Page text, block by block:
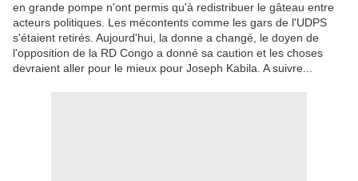
en grande pompe n'ont permis qu'à redistribuer le gâteau entre
acteurs politiques. Les mécontents comme les gars de l'UDPS
s'étaient retirés. Aujourd'hui, la donne a changé, le doyen de
l'opposition de la RD Congo a donné sa caution et les choses
devraient aller pour le mieux pour Joseph Kabila. A suivre...